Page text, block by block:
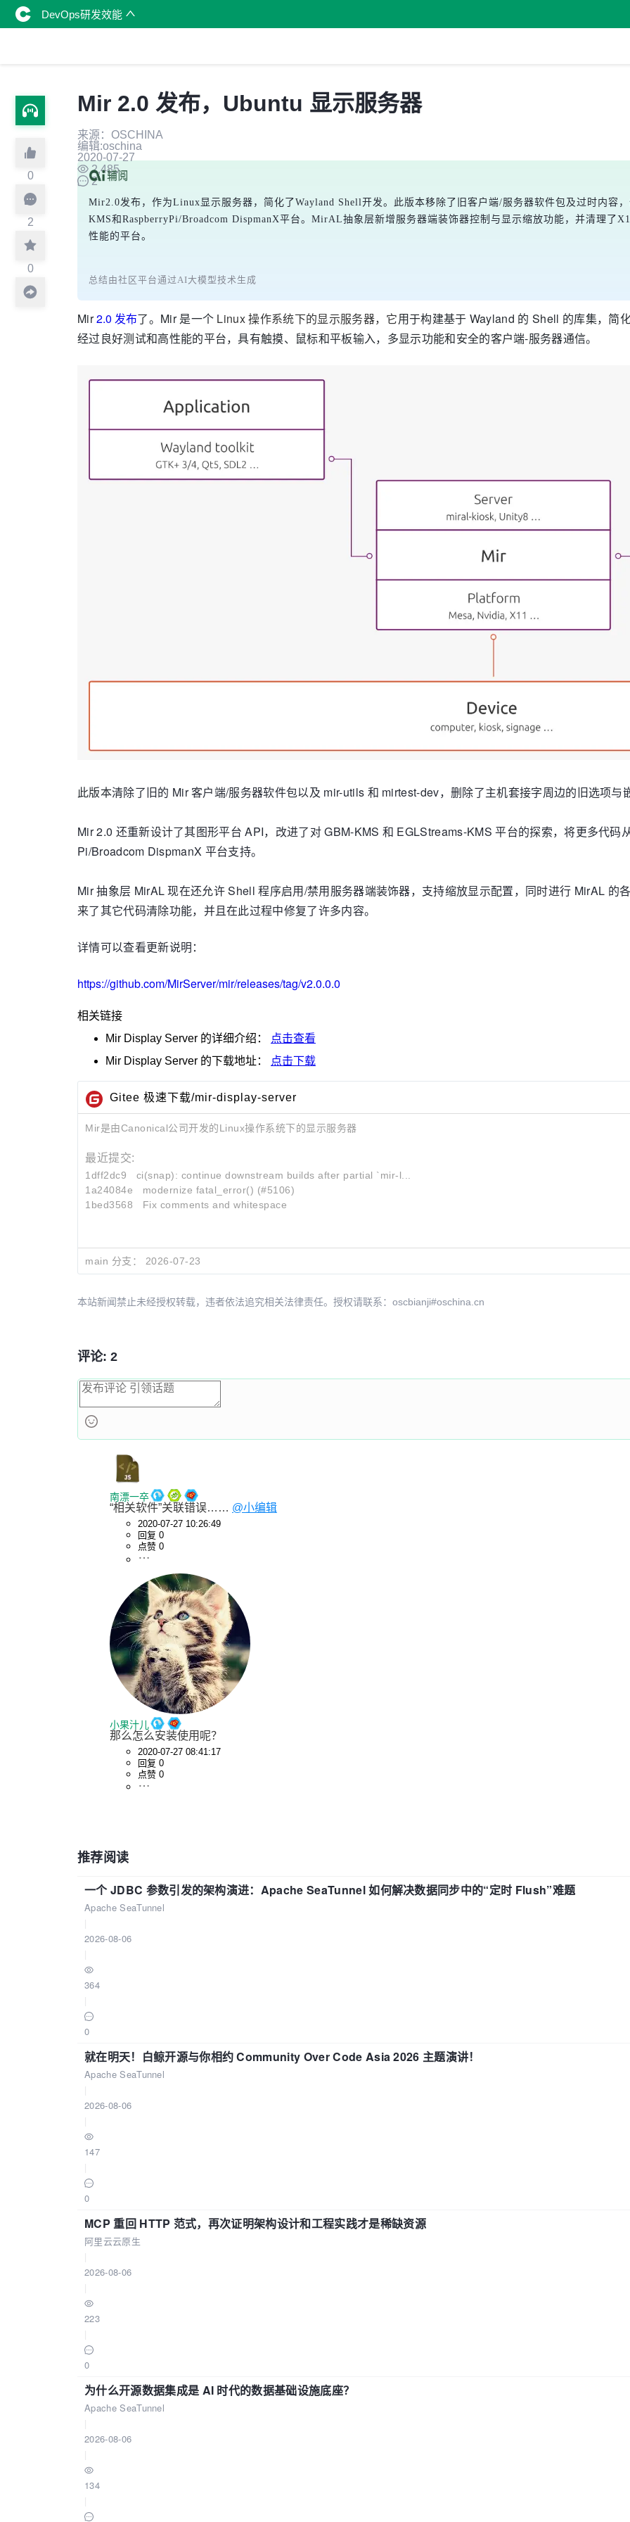
DevOps研发效能
0
2
0
Mir 2.0 发布，Ubuntu 显示服务器
来源：OSCHINA
编辑:oschina
2020-07-27
2,485
2
Mir2.0发布，作为Linux显示服务器，简化了Wayland Shell开发。此版本移除了旧客户端/服务器软件包及过时内容
KMS和RaspberryPi/Broadcom DispmanX平台。MirAL抽象层新增服务器端装饰器控制与显示缩放功能，并清理了
性能的平台。
总结由社区平台通过AI大模型技术生成
Mir2.0 发布了。Mir 是一个 Linux 操作系统下的显示服务器，它用于构建基于 Wayland 的 Shell 的库集，简
经过良好测试和高性能的平台，具有触摸、鼠标和平板输入，多显示功能和安全的客户端-服务器通信。
此版本清除了旧的 Mir 客户端/服务器软件包以及 mir-utils 和 mirtest-dev，删除了主机套接字周边的旧选项与
Mir 2.0 还重新设计了其图形平台 API，改进了对 GBM-KMS 和 EGLStreams-KMS 平台的探索，将更多代码
Pi/Broadcom DispmanX 平台支持。
Mir 抽象层 MirAL 现在还允许 Shell 程序启用/禁用服务器端装饰器，支持缩放显示配置，同时进行 MirAL 的
来了其它代码清除功能，并且在此过程中修复了许多内容。
详情可以查看更新说明：
https://github.com/MirServer/mir/releases/tag/v2.0.0.0
相关链接
Mir Display Server 的详细介绍：
点击查看
Mir Display Server 的下载地址： 点击下载
Gitee 极速下载/mir-display-server
Mir是由Canonical公司开发的Linux操作系统下的显示服务器
最近提交:
1dff2dc9 ci(snap): continue downstream builds after partial `mir-l...
1a24084e
modernize fatal_error() (#5106)
1bed3568
Fix comments and whitespace
main 分支： 2026-07-23
本站新闻禁止未经授权转载，违者依法追究相关法律责任。授权请联系：oscbianji#oschina.cn
评论: 2
南漂一卒
“相关软件”关联错误…… @小编辑
2020-07-27 10:26:49
回复 0
点赞 0
小果汁儿
那么怎么安装使用呢？
2020-07-27 08:41:17
回复 0
点赞 0
推荐阅读
一个 JDBC 参数引发的架构演进：Apache SeaTunnel 如何解决数据同步中的“定时 Flush”难题
Apache SeaTunnel
2026-08-06
364
0
就在明天！白鲸开源与你相约 Community Over Code Asia 2026 主题演讲！
Apache SeaTunnel
2026-08-06
147
0
MCP 重回 HTTP 范式，再次证明架构设计和工程实践才是稀缺资源
阿里云云原生
2026-08-06
223
0
为什么开源数据集成是 AI 时代的数据基础设施底座？
Apache SeaTunnel
2026-08-06
134